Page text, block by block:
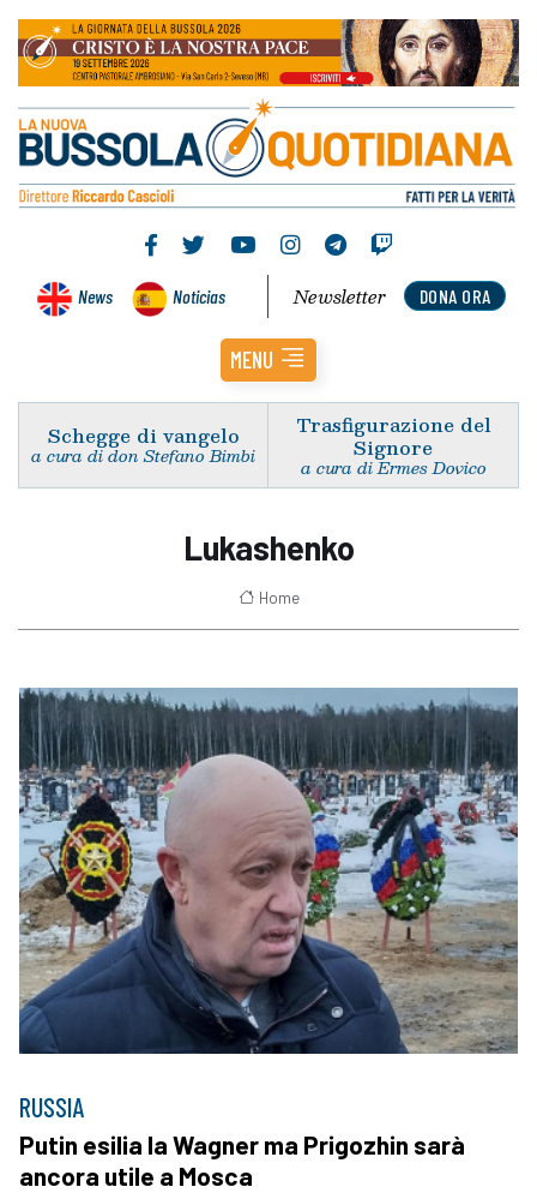
News Noticias DONA ORA
Newsletter
MENU
Schegge di vangelo
a cura di don Stefano Bimbi
Trasfigurazione del
Signore
a cura di Ermes Dovico
Lukashenko
Home
RUSSIA
Putin esilia la Wagner ma Prigozhin sarà
ancora utile a Mosca